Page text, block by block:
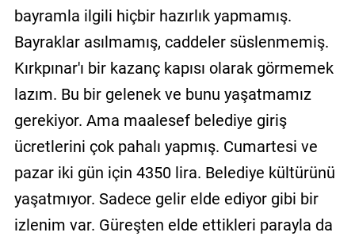
bayramla ilgili hiçbir hazırlık yapmamış.
Bayraklar asılmamış, caddeler süslenmemiş.
Kırkpınar'ı bir kazanç kapısı olarak görmemek
lazım. Bu bir gelenek ve bunu yaşatmamız
gerekiyor. Ama maalesef belediye giriş
ücretlerini çok pahalı yapmış. Cumartesi ve
pazar iki gün için 4350 lira. Belediye kültürünü
yaşatmıyor. Sadece gelir elde ediyor gibi bir
izlenim var. Güreşten elde ettikleri parayla da